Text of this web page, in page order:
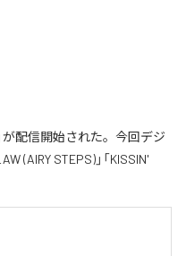
が配信開始された。今回デジ
(AIRY STEPS)」「KISSIN'